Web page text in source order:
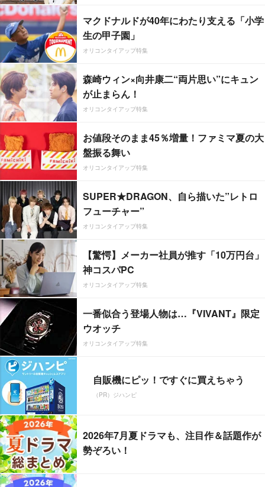
マクドナルドが40年にわたり支える「小学
生の甲子園」
オリコンタイアップ特集
森崎ウィン×向井康二“両片思い”にキュン
が止まらん！
オリコンタイアップ特集
お値段そのまま45％増量！ファミマ夏の大
盤振る舞い
オリコンタイアップ特集
SUPER★DRAGON、自ら描いた”レトロ
フューチャー”
オリコンタイアップ特集
【驚愕】メーカー社員が推す「10万円台」
神コスパPC
オリコンタイアップ特集
一番似合う登場人物は…『VIVANT』限定
ウオッチ
オリコンタイアップ特集
自販機にピッ！ですぐに買えちゃう
（PR）ジハンピ
2026年7月夏ドラマも、注目作＆話題作が
勢ぞろい！